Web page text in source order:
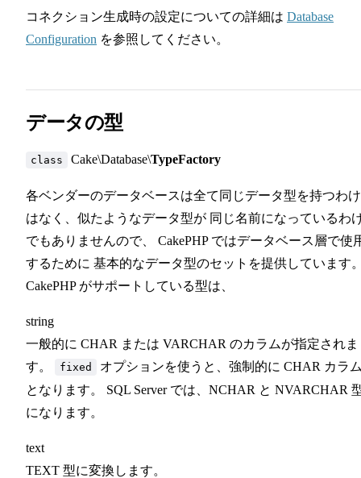
コネクション生成時の設定についての詳細は Database
Configuration を参照してください。
データの型
class Cake\Database\TypeFactory
各ベンダーのデータベースは全て同じデータ型を持つわ
はなく、似たようなデータ型が 同じ名前になっているわ
でもありませんので、 CakePHP ではデータベース層で使
するために 基本的なデータ型のセットを提供しています
CakePHP がサポートしている型は、
string
一般的に CHAR または VARCHAR のカラムが指定されま
す。
fixed
オプションを使うと、強制的に CHAR カラ
となります。 SQL Server では、NCHAR と NVARCHAR
になります。
text
TEXT 型に変換します。